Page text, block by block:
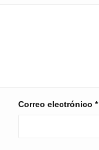
Correo electrónico*